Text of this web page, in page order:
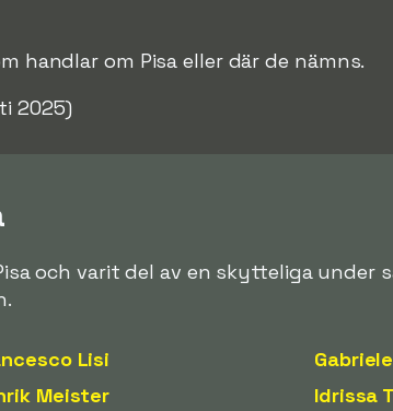
handlar om Pisa eller där de nämns.
2025)
och varit del av en skytteliga under
Lisi
Meister
Idrissa